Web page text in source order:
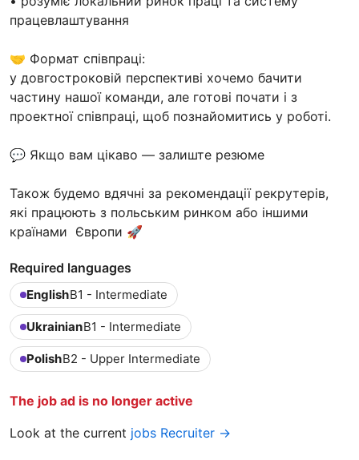
працевлаштування
🤝 Формат співпраці:
у довгостроковій перспективі хочемо бачити
частину нашої команди, але готові почати і з
проектної співпраці, щоб познайомитись у роботі.
💬 Якщо вам цікаво — залиште резюме
Також будемо вдячні за рекомендації рекрутерів,
які працюють з польським ринком або іншими
країнами Європи 🚀
Required languages
EnglishB1 - Intermediate
UkrainianB1 - Intermediate
PolishB2 - Upper Intermediate
The job ad is no longer active
Look at the current jobs Recruiter →